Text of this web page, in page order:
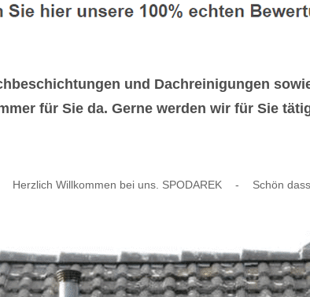
und Dachreinigungen
für Sie da. Gerne werden wir für Sie
Herzlich Willkommen bei uns. SPODAREK - Schön